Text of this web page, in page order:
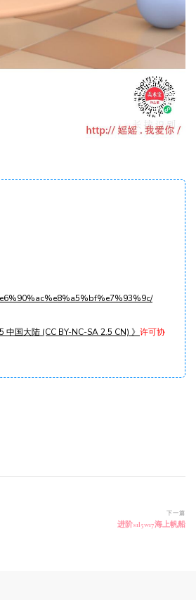
国大陆 (CC BY-NC-SA 2.5 CN) 》 许可协
下一篇
进阶s1l5w17海上帆船